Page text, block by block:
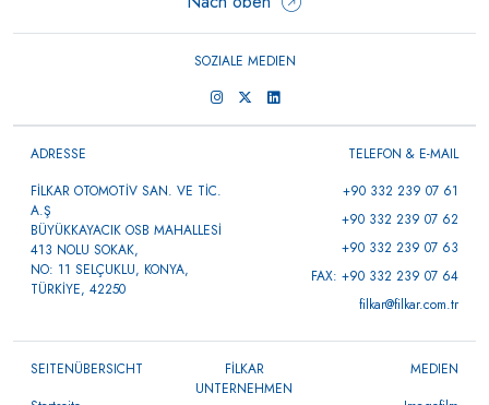
SOZIALE MEDIEN
ADRESSE
FİLKAR OTOMOTİV SAN. VE TİC.
A.Ş
BÜYÜKKAYACIK OSB MAHALLESİ
413 NOLU SOKAK,
NO: 11 SELÇUKLU, KONYA,
TÜRKİYE, 42250
TELEFON & E-MAIL
+90 332 239 07 61
+90 332 239 07 62
+90 332 239 07 63
FAX: +90 332 239 07 64
filkar@filkar.com.tr
SEITENÜBERSICHT
FİLKAR
UNTERNEHMEN
MEDIEN